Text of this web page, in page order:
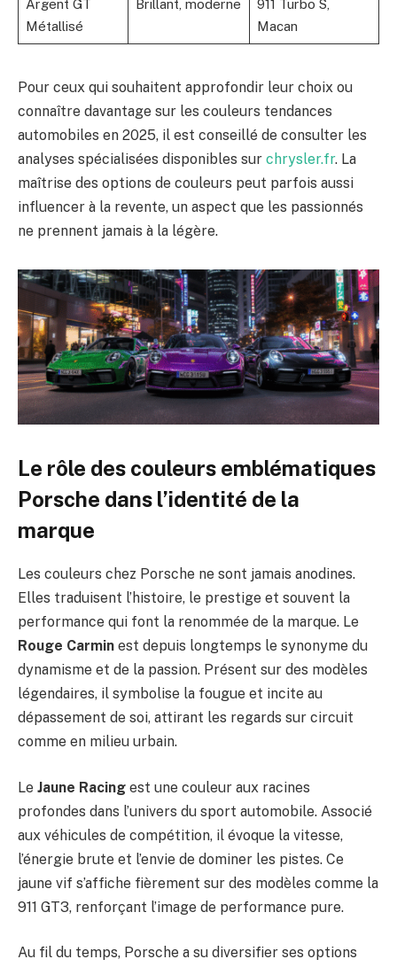
Argent GT
Métallisé
Brillant, moderne
911 Turbo S,
Macan
Pour ceux qui souhaitent approfondir leur choix ou
connaître davantage sur les couleurs tendances
automobiles en 2025, il est conseillé de consulter les
analyses spécialisées disponibles sur chrysler.fr. La
maîtrise des options de couleurs peut parfois aussi
influencer à la revente, un aspect que les passionnés
ne prennent jamais à la légère.
Le rôle des couleurs emblématiques
Porsche dans l’identité de la
marque
Les couleurs chez Porsche ne sont jamais anodines.
Elles traduisent l’histoire, le prestige et souvent la
performance qui font la renommée de la marque. Le
Rouge Carmin est depuis longtemps le synonyme du
dynamisme et de la passion. Présent sur des modèles
légendaires, il symbolise la fougue et incite au
dépassement de soi, attirant les regards sur circuit
comme en milieu urbain.
Le Jaune Racing est une couleur aux racines
profondes dans l’univers du sport automobile. Associé
aux véhicules de compétition, il évoque la vitesse,
l’énergie brute et l’envie de dominer les pistes. Ce
jaune vif s’affiche fièrement sur des modèles comme la
911 GT3, renforçant l’image de performance pure.
Au fil du temps, Porsche a su diversifier ses options